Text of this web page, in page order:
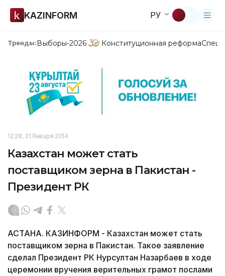
KAZINFORM РУ
Тренды:Выборы-2026 Конституционная реформа
12:28, 31 Января 2014
Казахстан может стать
поставщиком зерна в Пакистан -
Президент РК
АСТАНА. КАЗИНФОРМ - Казахстан может стать
поставщиком зерна в Пакистан. Такое заявление
сделал Президент РК Нурсултан Назарбаев в ходе
церемонии вручения верительных грамот послами